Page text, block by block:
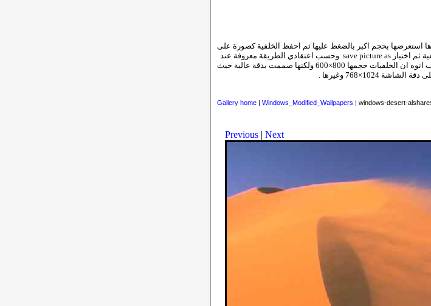
استعرضها بحجم اكبر بالضغط عليها ثم احفظ الخلفية كصورة على
ثم اختيار save picture as وحسب اعتقادي الطريقة معروفة عند
وعلى كل حال احب انوه ان الخلفيات حجمها 800×600 ولكنها صممت بدقة عالية حيث
1024×768 وغيرها .
Gallery home | Windows_Modified_Wallpapers | windows-desert-
Previous | Next